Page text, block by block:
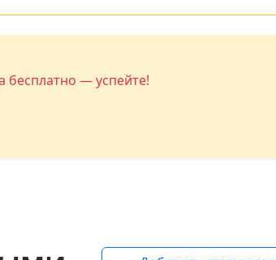
бесплатно — успейте!